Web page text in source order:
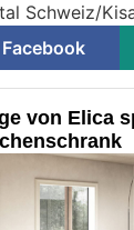
Schweiz/
Facebook
von Elica